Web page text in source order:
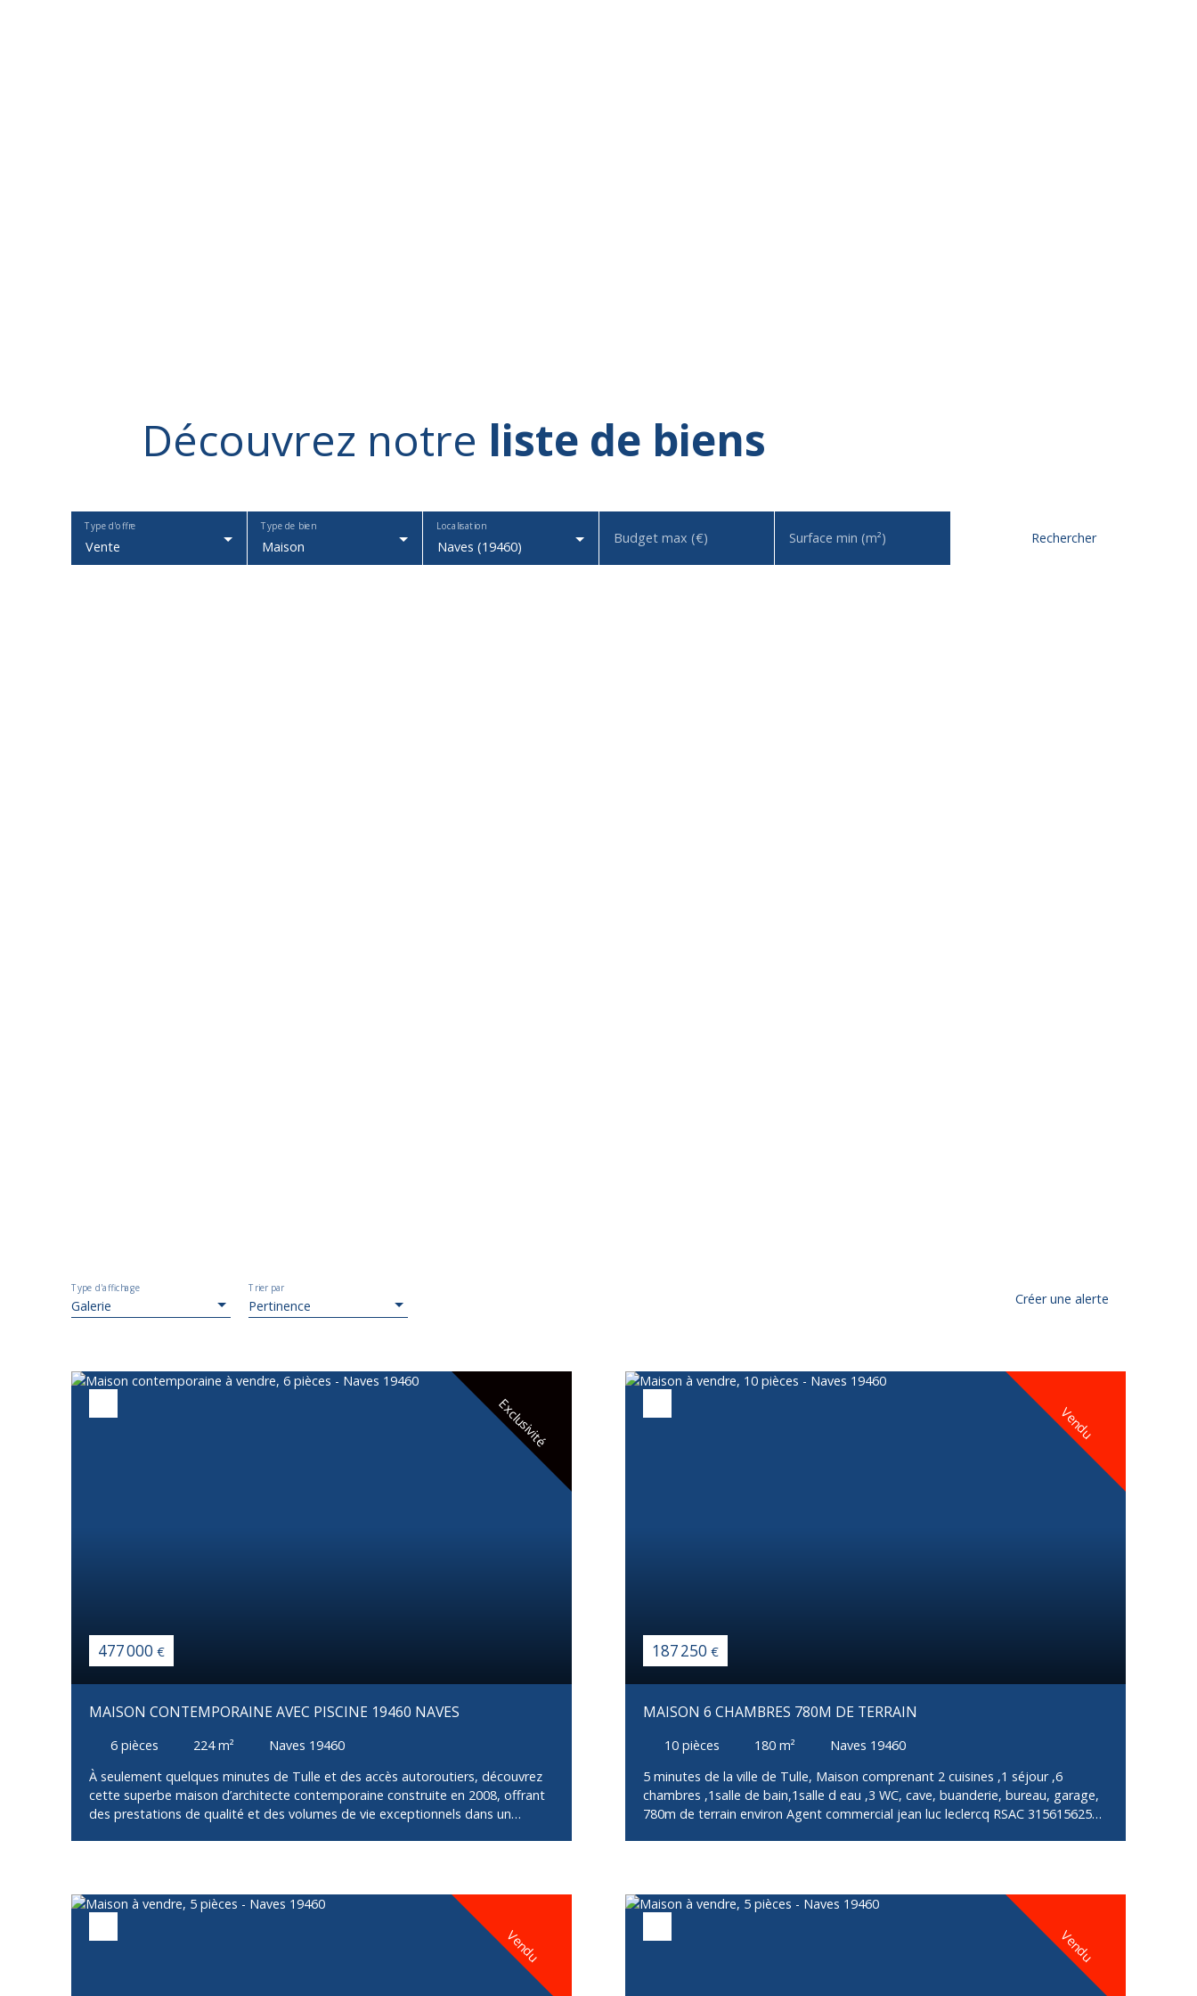
Découvrez notre liste de biens
Vente
Type d'offre
Maison
Type de bien
Naves (19460)
Localisation
Budget max (€) Surface min (m²) Rechercher
Galerie
Type d'affichage
Pertinence
Trier par
Créer une alerte
477 000 €
Exclusivité
MAISON CONTEMPORAINE AVEC PISCINE 19460 NAVES
6 pièces 224m²
Naves 19460
À seulement quelques minutes de Tulle et des accès autoroutiers, découvrez
cette superbe maison d’architecte contemporaine construite en 2008, offrant
des prestations de qualité et des volumes de vie exceptionnels dans un
épurées. Le rez-de-chaussée propose également une magnifique suite
parentale avec dressing et salle d’eau privative, permettant une vie de plain-
pied très confortable. À l’étage, l’espace nuit dédié aux enfants comprend trois
chambres, une salle de bain ainsi qu’une agréable pièce détente pouvant faire
187 250 €
Vendu
MAISON 6 CHAMBRES 780M DE TERRAIN
10 pièces 180 m²
Naves 19460
5 minutes de la ville de Tulle, Maison comprenant 2 cuisines ,1 séjour ,6
chambres ,1salle de bain,1salle d eau ,3 WC, cave, buanderie, bureau, garage,
780m de terrain environ Agent commercial jean luc leclercq RSAC 315615625
Vendu Vendu